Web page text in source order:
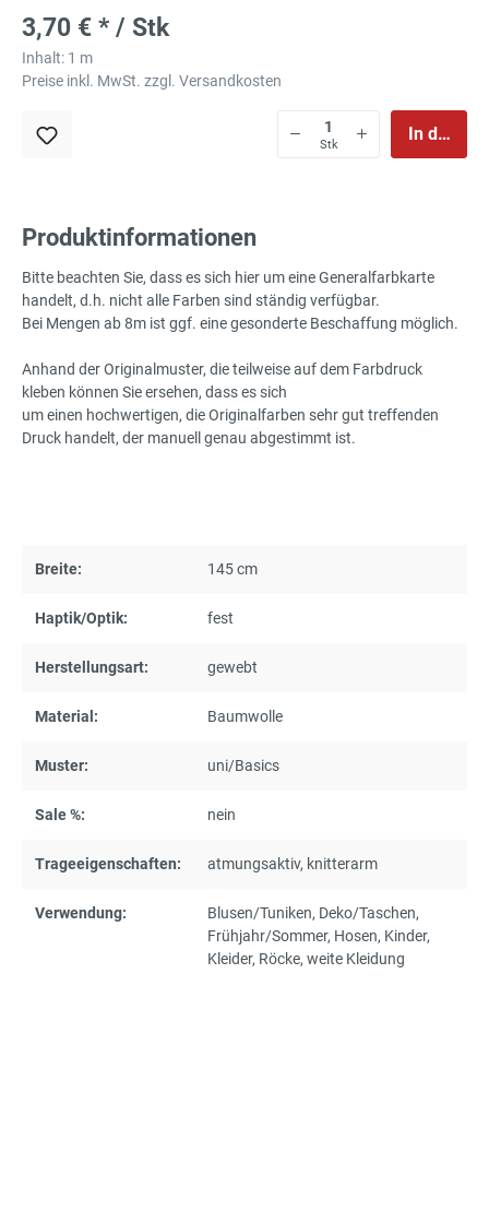
3,70 € * / Stk
Inhalt: 1 m
Preise inkl. MwSt. zzgl. Versandkosten
Stk
In den
Produktinformationen
Bitte beachten Sie, dass es sich hier um eine Generalfarbkarte
handelt, d.h. nicht alle Farben sind ständig verfügbar.
Bei Mengen ab 8m ist ggf. eine gesonderte Beschaffung möglich.
Anhand der Originalmuster, die teilweise auf dem Farbdruck
kleben können Sie ersehen, dass es sich
um einen hochwertigen, die Originalfarben sehr gut treffenden
Druck handelt, der manuell genau abgestimmt ist.
Breite: 145 cm
Haptik/Optik: fest
Herstellungsart: gewebt
Material: Baumwolle
Muster: uni/Basics
Sale %: nein
Trageeigenschaften: atmungsaktiv, knitterarm
Verwendung: Blusen/Tuniken, Deko/Taschen,
Frühjahr/Sommer, Hosen, Kinder,
Kleider, Röcke, weite Kleidung